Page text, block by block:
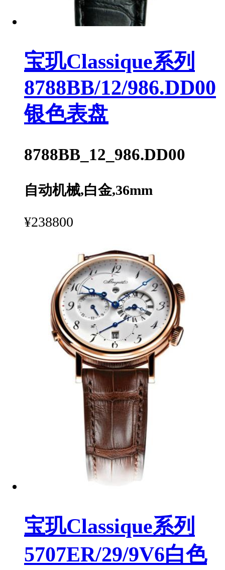
宝玑Classique系列
8788BB/12/986.DD00
银色表盘
8788BB_12_986.DD00
自动机械,白金,36mm
¥238800
宝玑Classique系列
5707ER/29/9V6白色